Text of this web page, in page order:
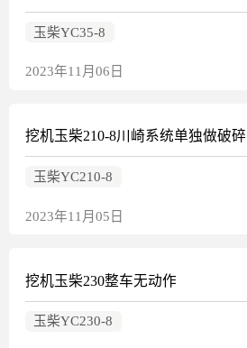
玉柴YC35-8
2023年11月06日
玉柴YC210-8
2023年11月05日
挖机玉柴230整车无动作
玉柴YC230-8